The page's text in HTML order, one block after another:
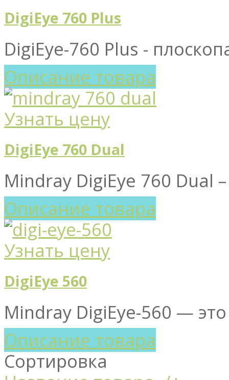
DigiEye 760 Plus
DigiEye-760 Plus -
Описание товара
Узнать цену
DigiEye 760 Dual
Mindray DigiEye 760 Dual
Описание товара
Узнать цену
DigiEye 560
Mindray DigiEye-560 —
Описание товара
Сортировка